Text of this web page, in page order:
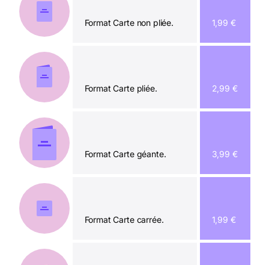
Format Carte non pliée. 1,99 €
Format Carte pliée. 2,99 €
Format Carte géante. 3,99 €
Format Carte carrée. 1,99 €